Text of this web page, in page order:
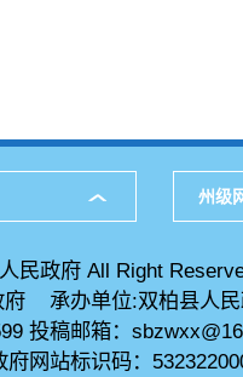
州级
民政府 All Right
府 承办单位:双柏县人
投稿邮箱：
府网站标识码：